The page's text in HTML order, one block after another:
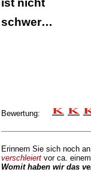
ist nicht
schwer…
Bewertung:
Erinnern Sie sich noch
verschleiertvor ca.
Womit haben wir das